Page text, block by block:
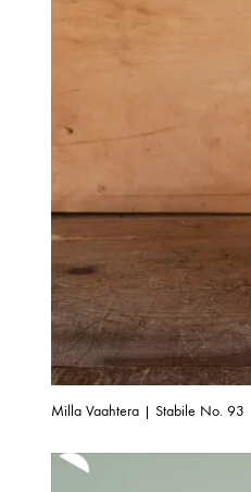
Milla Vaahtera | Stabile No. 93